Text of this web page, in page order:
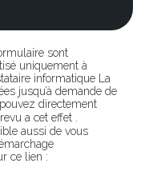
sont
uniquement à
informatique La
jusqu’à demande de
directement
a cet effet .
aussi de vous
ce lien :